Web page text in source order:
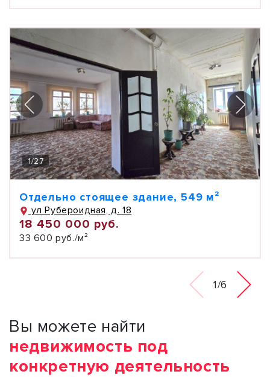
1/27
Отдельно стоящее здание, 549 м²
ул Рубероидная, д. 18
18 450 000 руб.
33 600 руб./м²
1/6
Вы можете найти
недвижимость под
конкретную деятельность